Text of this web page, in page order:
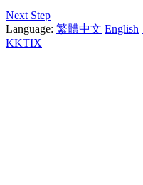
Next Step
Language: 繁體中文 English
KKTIX